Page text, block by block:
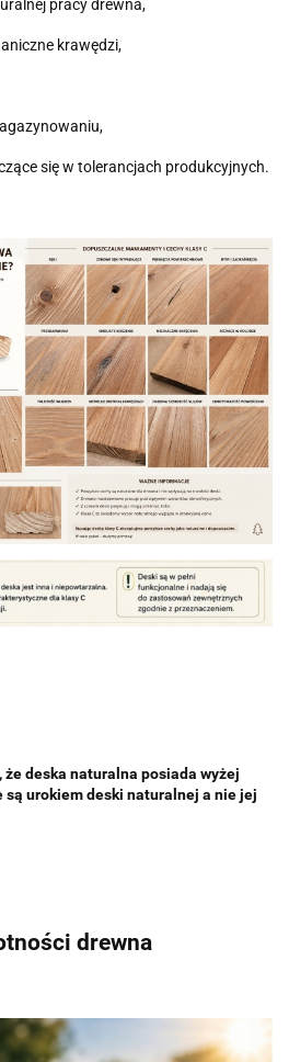
pracy drewna,
krawędzi,
się w tolerancjach produkcyjnych.
że deska naturalna posiada wyżej
są urokiem deski naturalnej a nie jej
drewna